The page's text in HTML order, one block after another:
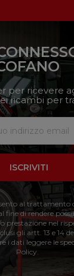
per ricevere
ricambi per
ISCRIVITI
al trattamento
fine di rendere
prestazione nel
gli artt. 13 e 14
i dati leggere le
Policy.